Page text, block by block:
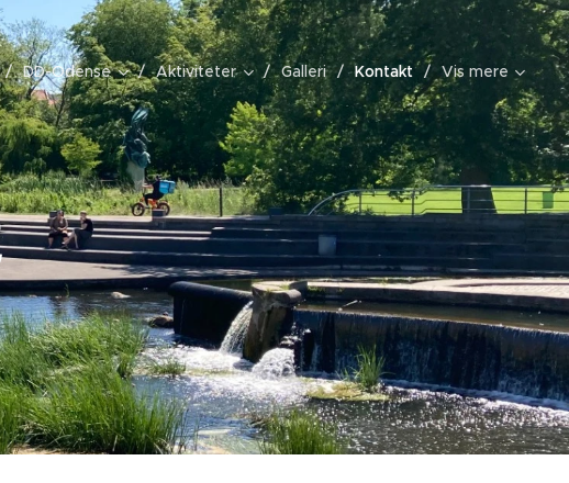
DD-Odense Aktiviteter Galleri Kontakt Vis mere